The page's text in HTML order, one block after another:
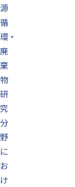
源
循
環・
廃
棄
物
研
究
分
野
に
お
け